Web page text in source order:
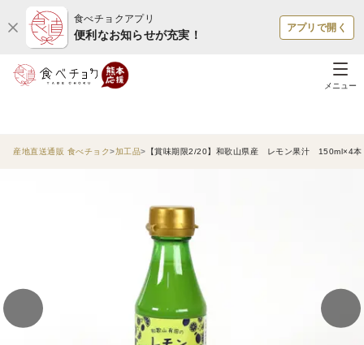
食べチョクアプリ
便利なお知らせが充実！
アプリで開く
メニュー
産地直送通販 食べチョク 加工品 【賞味期限2/20】和歌山県産 レモン果汁 150ml×4本